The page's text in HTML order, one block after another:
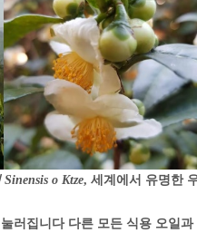
Sinensis o Ktze, 세계에서 유명한
러집니다 다른 모든 식용 오일